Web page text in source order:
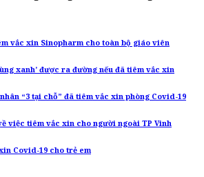
vắc xin Sinopharm cho toàn bộ giáo viên
xanh’ được ra đường nếu đã tiêm vắc xin
“3 tại chỗ” đã tiêm vắc xin phòng Covid-19
việc tiêm vắc xin cho người ngoài TP Vinh
Covid-19 cho trẻ em